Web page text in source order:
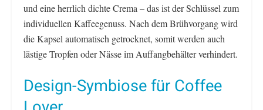
und eine herrlich dichte Crema – das ist der Schlüssel zum
individuellen Kaffeegenuss. Nach dem Brühvorgang wird
die Kapsel automatisch getrocknet, somit werden auch
lästige Tropfen oder Nässe im Auffangbehälter verhindert.
Design-Symbiose für Coffee